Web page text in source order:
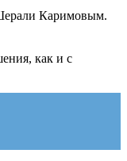
Каримовым.
как и с